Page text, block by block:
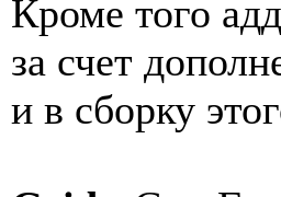
Кроме того
за счет
и в сборку